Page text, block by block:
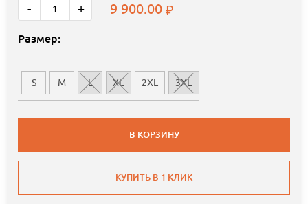
- + 9 900.00
Размер:
S M L XL 2XL 3XL
В КОРЗИНУ
КУПИТЬ В 1 КЛИК